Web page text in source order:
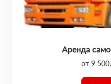
Аренда
от 9